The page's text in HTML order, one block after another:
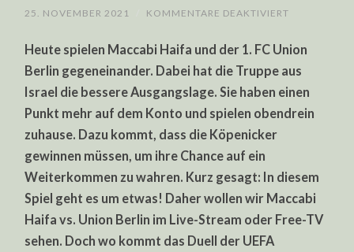
25. NOVEMBER 2021 KOMMENTARE DEAKTIVIERT
MACCABI
VS.
BERLIN
HEUTE
IM
TV?
Heute spielen Maccabi Haifa und der 1. FC Union
Berlin gegeneinander. Dabei hat die Truppe aus
Israel die bessere Ausgangslage. Sie haben einen
Punkt mehr auf dem Konto und spielen obendrein
zuhause. Dazu kommt, dass die Köpenicker
gewinnen müssen, um ihre Chance auf ein
Weiterkommen zu wahren. Kurz gesagt: In diesem
Spiel geht es um etwas! Daher wollen wir Maccabi
Haifa vs. Union Berlin im Live-Stream oder Free-TV
sehen. Doch wo kommt das Duell der UEFA